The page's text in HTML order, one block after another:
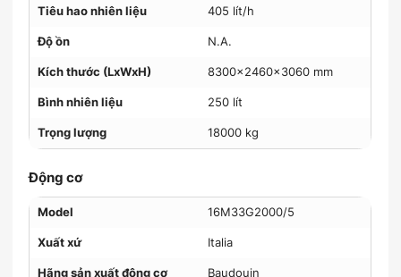
Tiêu hao nhiên liệu 405 lít/h
Độ ồn N.A.
Kích thước (LxWxH) 8300x2460x3060 mm
Bình nhiên liệu 250 lít
Trọng lượng 18000 kg
Động cơ
Model 16M33G2000/5
Xuất xứ Italia
Hãng sản xuất động cơ Baudouin